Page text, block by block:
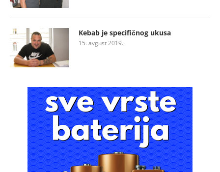
Kebab je specifičnog ukusa
15. avgust 2019.